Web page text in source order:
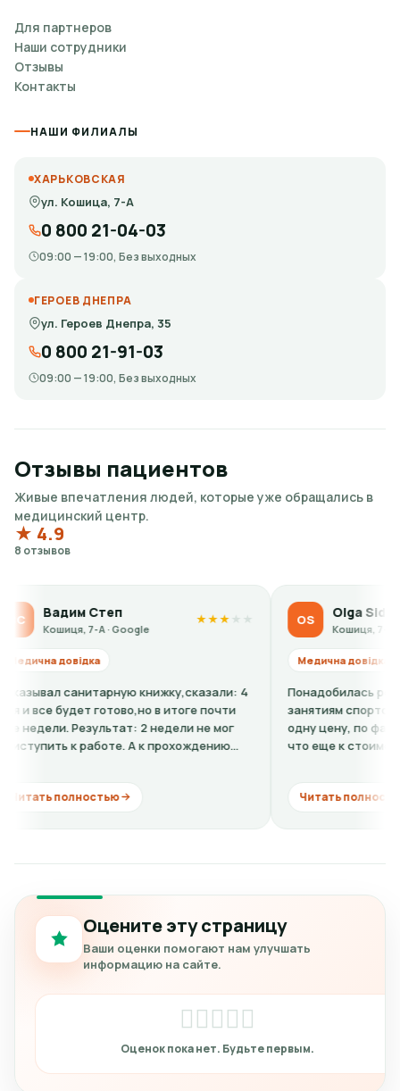
Для партнеров
Наши сотрудники
Отзывы
Контакты
НАШИ ФИЛИАЛЫ
ХАРЬКОВСКАЯ
ул. Кошица, 7-А
0 800 21-04-03
09:00 — 19:00, Без выходных
ГЕРОЕВ ДНЕПРА
ул. Героев Днепра, 35
0 800 21-91-03
09:00 — 19:00, Без выходных
Отзывы пациентов
Живые впечатления людей, которые уже обращались в
медицинский центр.
★ 4.9
8 отзывов
Степ
7-А · Google
книжку,сказали: 4
готово,но в итоге почти
2 недели не мог
работе. А к прохождению
OS Olga Sidorova
Кошиця, 7-А · Google
Медична довідка
Понадобилась ребенку
занятиям спортом. По
одну цену, по факту в
что еще к стоимости нужно
Читать полностью
Оцените эту страницу
Ваши оценки помогают нам улучшать
информацию на сайте.